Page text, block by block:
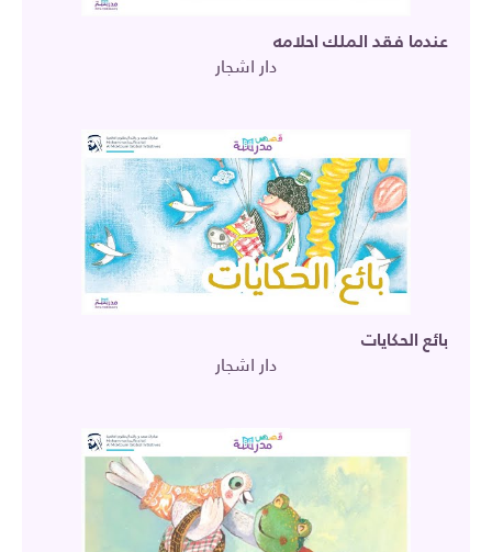
عندما فقد الملك احلامه
دار اشجار
بائع الحكايات
دار اشجار